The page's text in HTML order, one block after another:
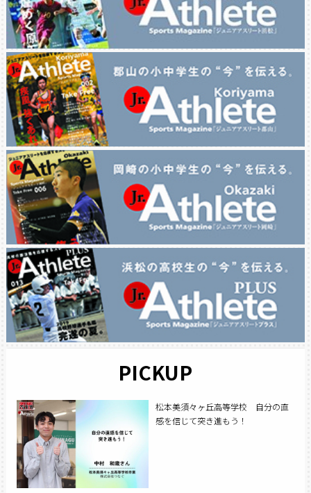
PICKUP
松本美須々ヶ丘高等学校 自分の直
感を信じて突き進もう！